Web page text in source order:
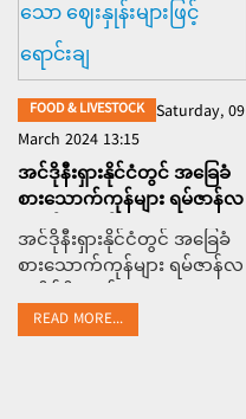
FOOD & LIVESTOCK Saturday, 09
March 2024 13:15
အင်ဒိုနီးရှားနိုင်ငံတွင် အခြေခံ
စားသောက်ကုန်များ ရမ်ဇာန်လ
မတိုင်မီ သက်သာသော
ဈေးနှုန်းများဖြင့် ရောင်းချ
အင်ဒိုနီးရှားနိုင်ငံတွင် အခြေခံ
စားသောက်ကုန်များ ရမ်ဇာန်လ
မတိုင်မီ သက်သာသော
ဈေးနှုန်းများဖြင့် ရောင်းချ
READ MORE...